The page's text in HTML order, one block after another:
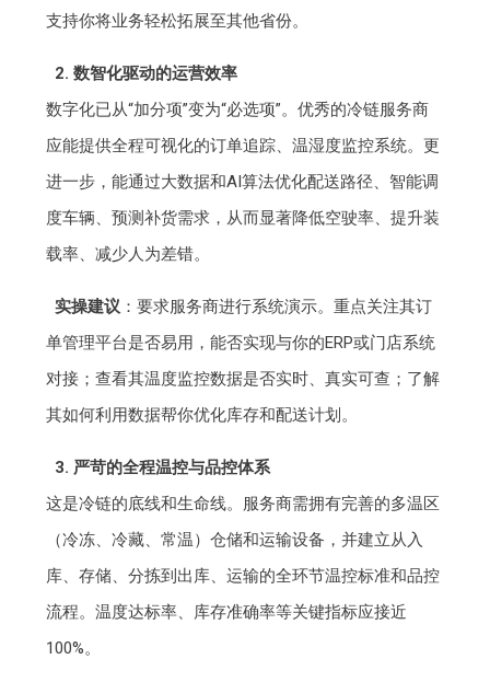
支持你将业务轻松拓展至其他省份。
2. 数智化驱动的运营效率
数字化已从“加分项”变为“必选项”。优秀的冷链服务商
应能提供全程可视化的订单追踪、温湿度监控系统。更
进一步，能通过大数据和AI算法优化配送路径、智能调
度车辆、预测补货需求，从而显著降低空驶率、提升装
载率、减少人为差错。
实操建议 ：要求服务商进行系统演示。重点关注其订
单管理平台是否易用，能否实现与你的ERP或门店系统
对接；查看其温度监控数据是否实时、真实可查；了解
其如何利用数据帮你优化库存和配送计划。
3. 严苛的全程温控与品控体系
这是冷链的底线和生命线。服务商需拥有完善的多温区
（冷冻、冷藏、常温）仓储和运输设备，并建立从入
库、存储、分拣到出库、运输的全环节温控标准和品控
流程。温度达标率、库存准确率等关键指标应接近
100%。